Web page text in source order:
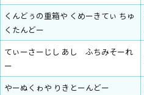
くんどぅの重箱や くめーきてぃ ちゅ
くたんどー
てぃーさーじし あし ふちみそーれ
ー
やーぬくゎや りきとーんどー